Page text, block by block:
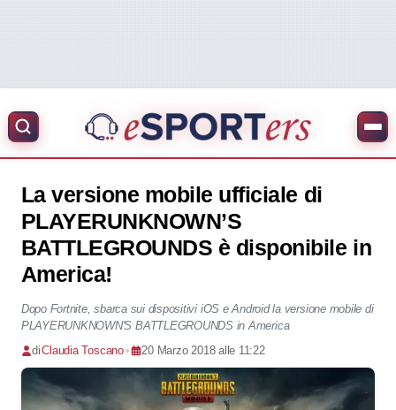
La versione mobile ufficiale di
PLAYERUNKNOWN’S
BATTLEGROUNDS è disponibile in
America!
Dopo Fortnite, sbarca sui dispositivi iOS e Android la versione mobile di
PLAYERUNKNOWN'S BATTLEGROUNDS in America
diClaudia Toscano • 20 Marzo 2018 alle 11:22